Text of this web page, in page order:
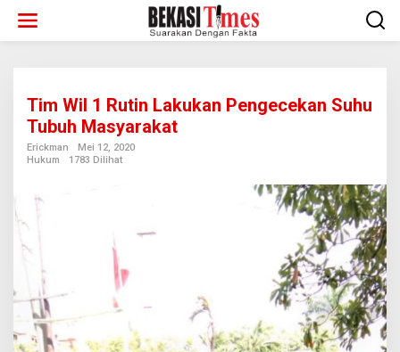
konten
Tim Wil 1 Rutin Lakukan Pengecekan Suhu
Tubuh Masyarakat
Erickman
Mei 12, 2020
Hukum
1783 Dilihat